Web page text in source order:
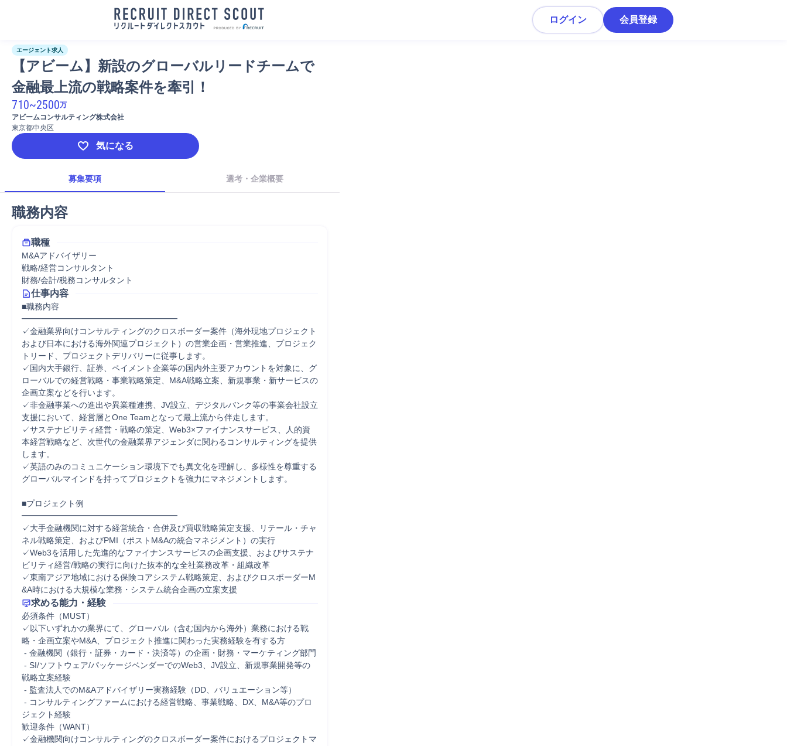
ログイン 会員登録
エージェント求人
【アビーム】新設のグローバルリードチームで
金融最上流の戦略案件を牽引！
710~2500万
アビームコンサルティング株式会社
東京都中央区
気になる
募集要項 選考・企業概要
職務内容
職種
M&Aアドバイザリー
戦略/経営コンサルタント
財務/会計/税務コンサルタント
仕事内容
■職務内容
━━━━━━━━━━━━━━━━━━━
✓金融業界向けコンサルティングのクロスボーダー案件（海外現地プロジェクト
および日本における海外関連プロジェクト）の営業企画・営業推進、プロジェク
トリード、プロジェクトデリバリーに従事します。
✓国内大手銀行、証券、ペイメント企業等の国内外主要アカウントを対象に、グ
ローバルでの経営戦略・事業戦略策定、M&A戦略立案、新規事業・新サービスの
企画立案などを行います。
✓非金融事業への進出や異業種連携、JV設立、デジタルバンク等の事業会社設立
支援において、経営層とOne Teamとなって最上流から伴走します。
✓サステナビリティ経営・戦略の策定、Web3×ファイナンスサービス、人的資
本経営戦略など、次世代の金融業界アジェンダに関わるコンサルティングを提供
します。
✓英語のみのコミュニケーション環境下でも異文化を理解し、多様性を尊重する
グローバルマインドを持ってプロジェクトを強力にマネジメントします。
■プロジェクト例
━━━━━━━━━━━━━━━━━━━
✓大手金融機関に対する経営統合・合併及び買収戦略策定支援、リテール・チャ
ネル戦略策定、およびPMI（ポストM&Aの統合マネジメント）の実行
✓Web3を活用した先進的なファイナンスサービスの企画支援、およびサステナ
ビリティ経営/戦略の実行に向けた抜本的な全社業務改革・組織改革
✓東南アジア地域における保険コアシステム戦略策定、およびクロスボーダーM
&A時における大規模な業務・システム統合企画の立案支援
求める能力・経験
必須条件（MUST）
✓以下いずれかの業界にて、グローバル（含む国内から海外）業務における戦
略・企画立案やM&A、プロジェクト推進に関わった実務経験を有する方
戦略立案経験
ジェクト経験
歓迎条件（WANT）
✓金融機関向けコンサルティングのクロスボーダー案件におけるプロジェクトマ